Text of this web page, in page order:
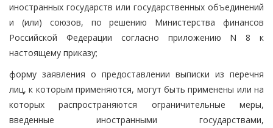
иностранных государств или государственных объединений
и (или) союзов, по решению Министерства финансов
Российской Федерации согласно приложению N 8 к
настоящему приказу;
форму заявления о предоставлении выписки из перечня
лиц, к которым применяются, могут быть применены или на
которых распространяются ограничительные меры,
введенные иностранными государствами,